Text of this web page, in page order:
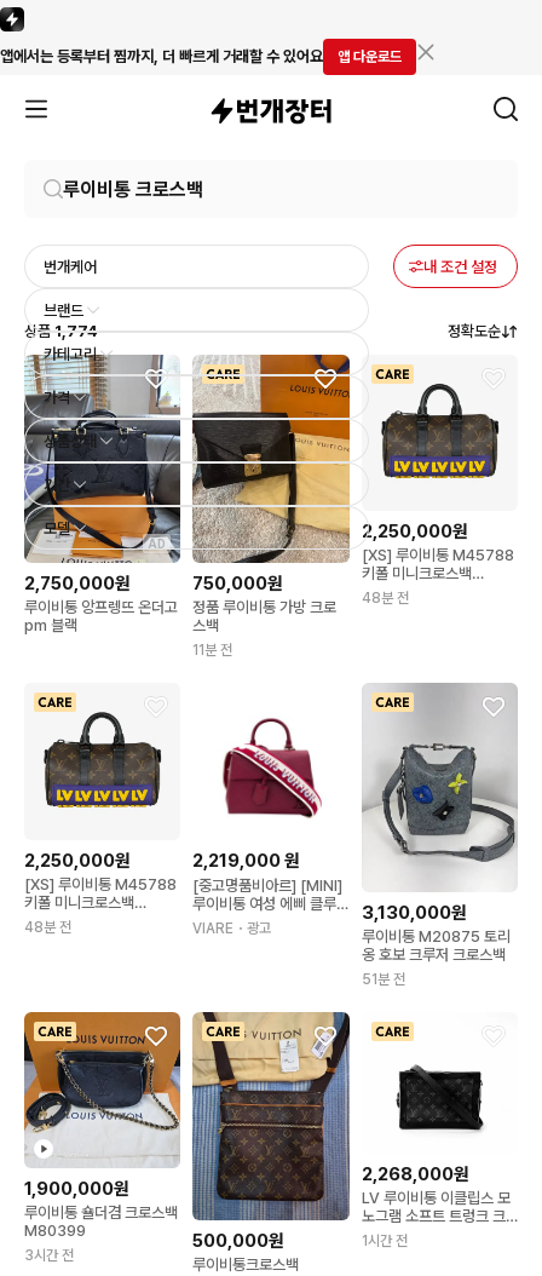
앱에서는 등록부터 찜까지, 더 빠르게 거래할 수 있어요 앱 다운로드
번개케어
브랜드
카테고리
가격
상품상태
기간
모델
내 조건 설정
상품 1,774 정확도순
AD
2,750,000원
루이비통 앙프렝뜨 온더고
pm 블랙
750,000원
정품 루이비통 가방 크로
스백
11분 전
2,250,000원
[XS] 루이비통 M45788
키폴 미니크로스백
AFD022530N
48분 전
2,250,000원
[XS] 루이비통 M45788
키폴 미니크로스백
AFD022530N
48분 전
2,219,000원
[중고명품비아르] [MINI]
루이비통 여성 에삐 클루
니 토트백 크로스백 미니
VIARE ・광고
3,130,000원
루이비통 M20875 토리
옹 호보 크루저 크로스백
51분 전
1,900,000원
루이비통 숄더겸 크로스백
M80399
3시간 전
500,000원
루이비통크로스백
2,268,000원
LV 루이비통 이클립스 모
노그램 소프트 트렁크 크
로스백 메신저백 블랙
1시간 전